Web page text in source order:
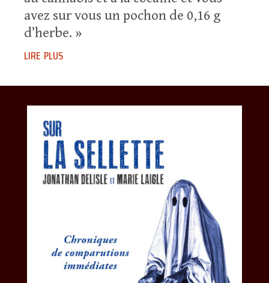
avez sur vous un pochon de 0,16 g
d’herbe. »
lire plus